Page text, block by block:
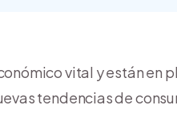
vital y están en
tendencias de